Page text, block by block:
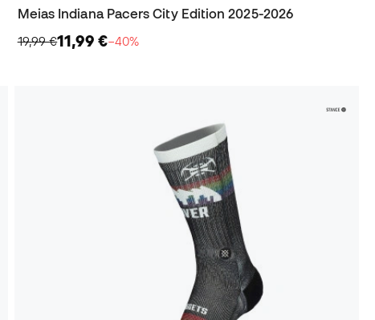
Meias Indiana Pacers City Edition 2025-2026
19,99 €11,99 €−40%